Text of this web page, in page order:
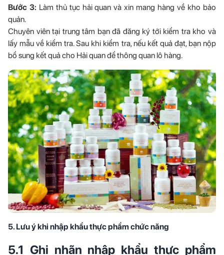
Bước 3: Làm thủ tục hải quan và xin mang hàng về kho bảo
quản.
Chuyên viên tại trung tâm bạn đã đăng ký tới kiểm tra kho và
lấy mẫu về kiểm tra. Sau khi kiểm tra, nếu kết quả đạt, bạn nộp
bổ sung kết quả cho Hải quan để thông quan lô hàng.
5. Lưu ý khi nhập khẩu thực phẩm chức năng
5.1 Ghi nhãn nhập khẩu thực phẩm